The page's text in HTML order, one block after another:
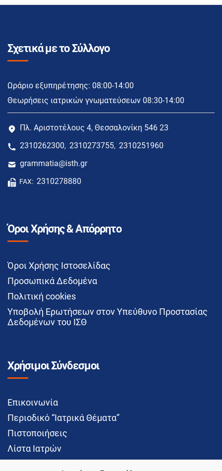
Σχετικά με το Σύλλογο
Ωράριο εξυπηρέτησης: 08:00-14:00
Θεωρήσεις ιατρικών γνωματεύσεων 08:30-14:00
Πλ. Αριστοτέλους 4, Θεσσαλονίκη 546 23
2310262300, 2310273755, 2310251960
grammatia@isth.gr
FAX: 2310278880
Όροι Χρήσης & Απόρρητο
Όροι Χρήσης Ιστοσελίδας
Προσωπικά Δεδομένα
Πολιτική cookies
Υποβολή Ερωτήσεων στον Υπεύθυνο Προστασίας
Δεδομένων του ΙΣΘ
Χρήσιμοι Σύνδεσμοι
Επικοινωνία
Περιοδικό “Ιατρικά Θέματα”
Πιστοποιήσεις
Λίστα Ιατρών